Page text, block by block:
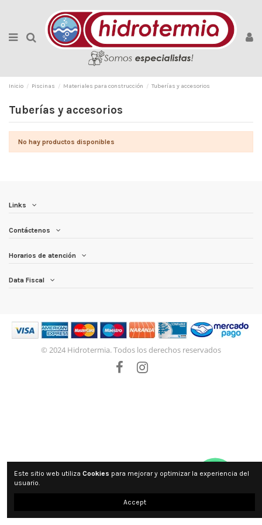
Inicio Piscinas Materiales para construcción Tuberías y accesorios
Tuberías y accesorios
No hay productos disponibles
Links
Contáctenos
Horarios de atención
Data Fiscal
© 2024 Hidrotermia. Todos los derechos reservados
Este sitio web utiliza Cookies para mejorar y optimizar la experiencia del
usuario.
Accept